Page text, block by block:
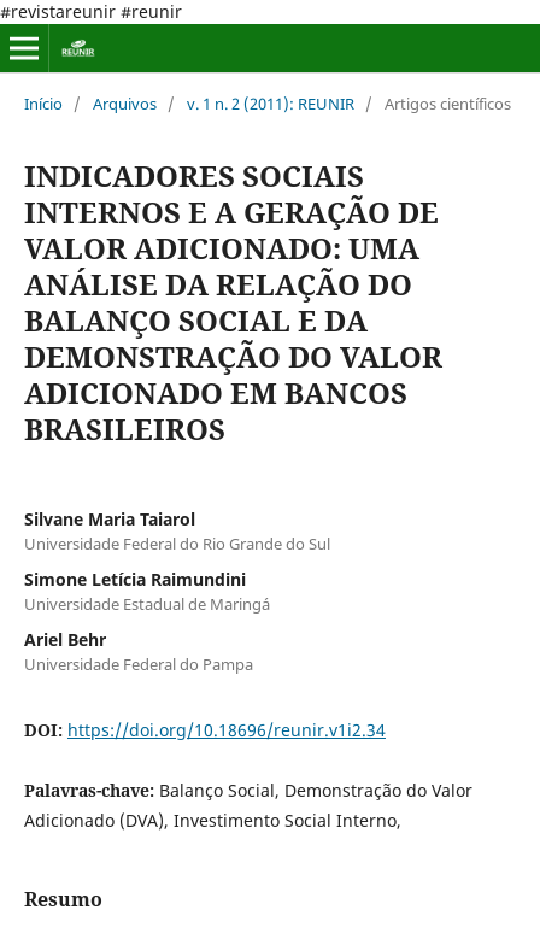
#revistareunir #reunir
Início / Arquivos / v. 1 n. 2 (2011): REUNIR / Artigos científicos
INDICADORES SOCIAIS
INTERNOS E A GERAÇÃO DE
VALOR ADICIONADO: UMA
ANÁLISE DA RELAÇÃO DO
BALANÇO SOCIAL E DA
DEMONSTRAÇÃO DO VALOR
ADICIONADO EM BANCOS
BRASILEIROS
Silvane Maria Taiarol
Universidade Federal do Rio Grande do Sul
Simone Letícia Raimundini
Universidade Estadual de Maringá
Ariel Behr
Universidade Federal do Pampa
DOI: https://doi.org/10.18696/reunir.v1i2.34
Palavras-chave: Balanço Social, Demonstração do Valor
Adicionado (DVA), Investimento Social Interno,
Resumo